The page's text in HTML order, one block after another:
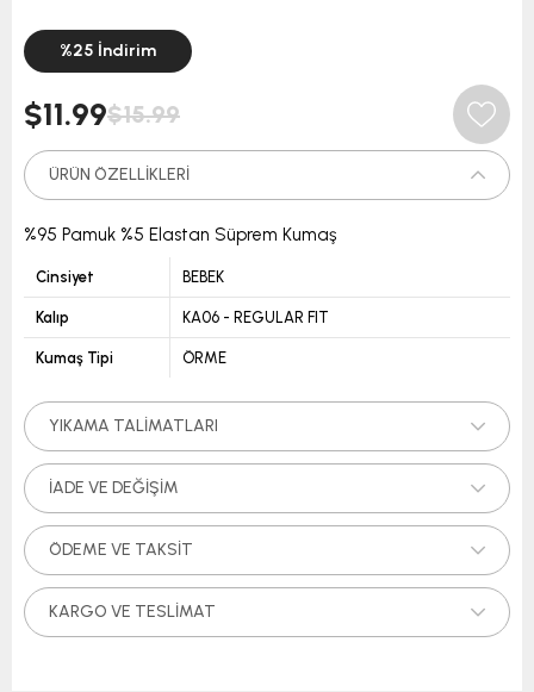
%25 İndirim
$15.99
$11.99
ÜRÜN ÖZELLIKLERI
%95 Pamuk %5 Elastan Süprem Kumaş
Cinsiyet BEBEK
Kalıp KA06 - REGULAR FIT
Kumaş Tipi ÖRME
YIKAMA TALIMATLARI
İADE VE DEĞIŞIM
ÖDEME VE TAKSIT
KARGO VE TESLIMAT